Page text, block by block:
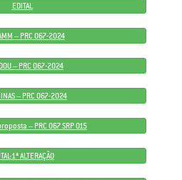
EDITAL
– PRC 067-2024
– PRC 067-2024
– PRC 067-2024
– PRC 067 SRP 015
1ª ALTERAÇÃO